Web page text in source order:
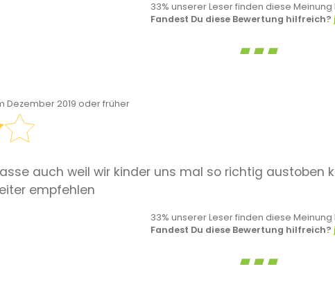
33% unserer Leser finden diese Meinung
Fandest Du diese Bewertung hilfreich?
Dezember 2019 oder früher
auch weil wir kinder uns mal so richtig austoben
empfehlen
33% unserer Leser finden diese Meinung
Fandest Du diese Bewertung hilfreich?